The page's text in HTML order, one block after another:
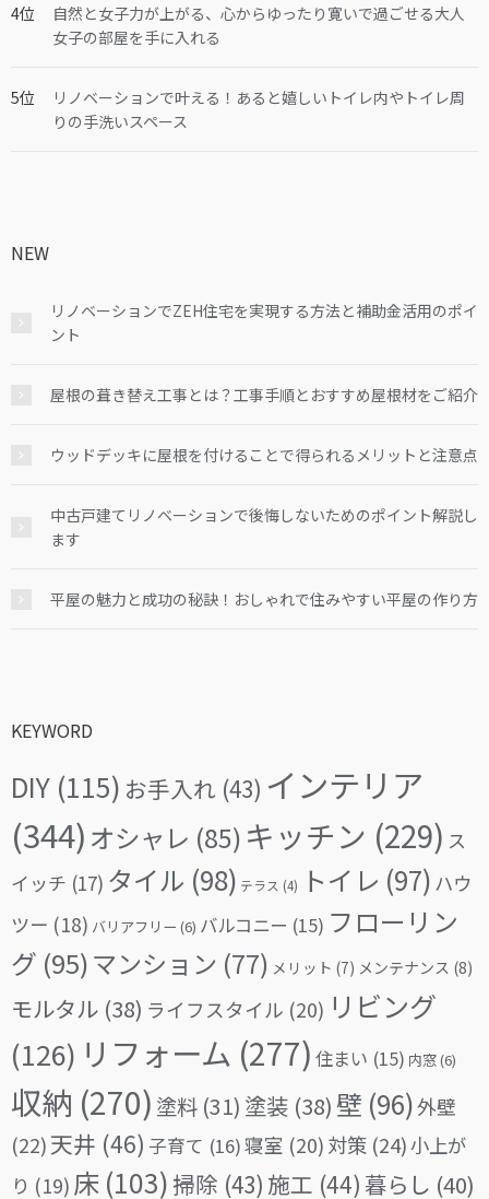
自然と女子力が上がる、心からゆったり寛いで過ごせる大人
女子の部屋を手に入れる
リノベーションで叶える！あると嬉しいトイレ内やトイレ周
りの手洗いスペース
NEW
リノベーションでZEH住宅を実現する方法と補助金活用のポイ
ント
屋根の葺き替え工事とは？工事手順とおすすめ屋根材をご紹介
ウッドデッキに屋根を付けることで得られるメリットと注意点
中古戸建てリノベーションで後悔しないためのポイント解説し
ます
平屋の魅力と成功の秘訣！おしゃれで住みやすい平屋の作り方
KEYWORD
DIY (115) お手入れ (43) インテリア
(344) オシャレ (85) キッチン (229) ス
イッチ (17) タイル (98) テラス (4) トイレ (97) ハウ
ツー (18) バリアフリー (6) バルコニー (15) フローリン
グ (95)マンション (77) メリット (7) メンテナンス (8)
モルタル (38) ライフスタイル (20) リビング
(126) リフォーム (277) 住まい (15) 内窓(6)
収納 (270) 塗料 (31) 塗装 (38) 壁 (96)外壁
(22)天井 (46) 子育て (16)寝室 (20) 対策 (24)小上が
り (19) 床 (103)掃除 (43) 施工 (44) 暮らし (40)